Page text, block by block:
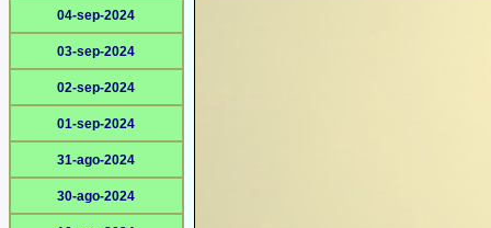
04-sep-2024
03-sep-2024
02-sep-2024
01-sep-2024
31-ago-2024
30-ago-2024